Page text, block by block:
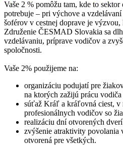
Vaše 2 % pomôžu tam, kde to
potrebuje – pri výchove a
šoférov v cestnej doprave je
Združenie ČESMAD Slovakia sa
vzdelávaniu, príprave vodičov a
spoločnosti.
Vaše 2% použijeme na:
organizáciu podujatí pre
na ktorých zažijú prácu
súťaž Kráľ a kráľovná ciest, v
profesionálnych vodičov so
realizáciu dní otvorených
zvýšenie atraktivity povolania
otvorená pre všetkých.